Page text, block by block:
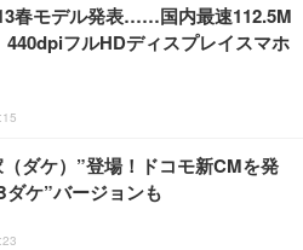
春モデル発表……国内最速112.5M
フルHDディスプレイスマホ
ダケ）”登場！ドコモ新CMを発
ケ”バージョンも